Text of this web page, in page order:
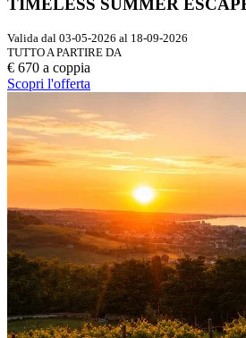
TIMELESS SUMMER
Valida dal 03-05-2026 al 18-09-2026
TUTTO A PARTIRE DA
€ 670 a coppia
Scopri l'offerta